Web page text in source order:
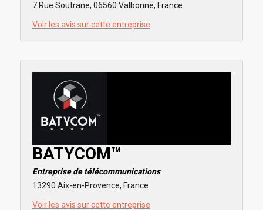
7 Rue Soutrane, 06560 Valbonne, France
Voir les avis sur cette entreprise
BATYCOM™
Entreprise de télécommunications
13290 Aix-en-Provence, France
Voir les avis sur cette entreprise